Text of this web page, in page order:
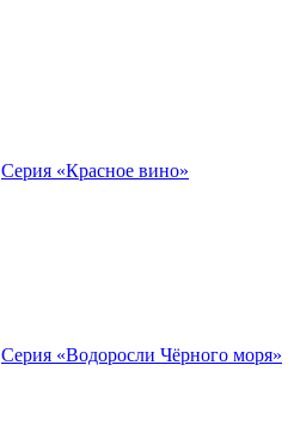
Серия «Красное вино»
Серия «Водоросли Чёрного моря»